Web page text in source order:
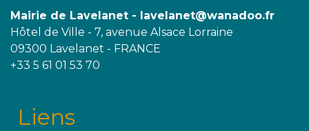
Mairie de Lavelanet - lavelanet@wanadoo.fr
Hôtel de Ville - 7, avenue Alsace Lorraine
09300 Lavelanet - FRANCE
+33 5 61 01 53 70
Liens